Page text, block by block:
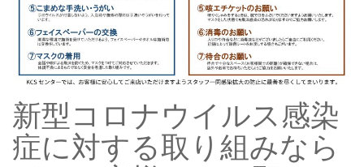
新型コロナウイルス感染
症に対する取り組みなら